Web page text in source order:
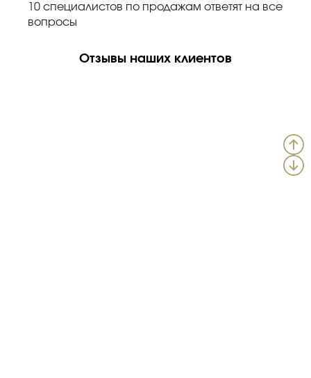
10 специалистов по продажам ответят на все
вопросы
Отзывы наших клиентов